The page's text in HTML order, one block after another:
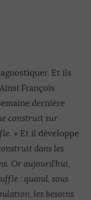
Et ils
François
dernière
construit sur
» Et il développe
dans les
Or aujourd’hui,
: quand, sous
les besoins